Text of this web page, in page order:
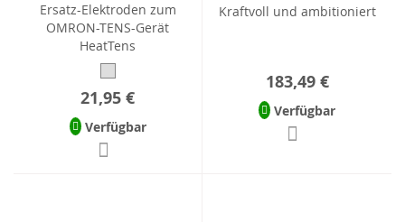
Ersatz-Elektroden zum
OMRON-TENS-Gerät
HeatTens
21,95 €
Verfügbar
Kraftvoll und ambitioniert
183,49 €
Verfügbar